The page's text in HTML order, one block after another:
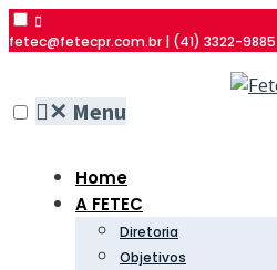
fetec@fetecpr.com.br | (41) 3322-
✕ Menu
Home
A FETEC
Diretoria
Objetivos